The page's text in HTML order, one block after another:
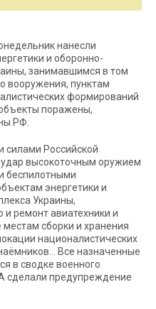
нанесли
и оборонно-
занимавшимся в том
вооружения, пунктам
формирований
поражены,
РФ.
Российской
высокоточным оружием
беспилотными
энергетики и
Украины,
ремонт авиатехники и
сборки и хранения
националистических
Все назначенные
в сводке военного
сделали предупреждение